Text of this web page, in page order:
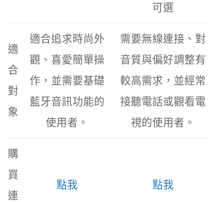
可選
適
合
對
象
適合追求時尚外
觀、喜愛簡單操
作，並需要基礎
藍牙音訊功能的
使用者。
需要無線連接、對
音質與偏好調整有
較高需求，並經常
接聽電話或觀看電
視的使用者。
購
買
連
點我 點我